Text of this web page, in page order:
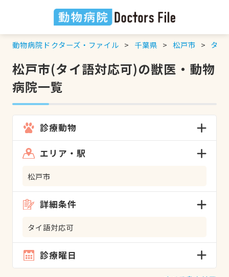
動物病院ドクターズ・ファイル 千葉県 松戸市 タイ
松戸市(タイ語対応可)の獣医・動物
病院一覧
診療動物
エリア・駅
松戸市
詳細条件
タイ語対応可
診療曜日